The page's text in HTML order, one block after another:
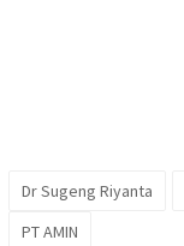
Dr Sugeng Riyanta
PT AMIN